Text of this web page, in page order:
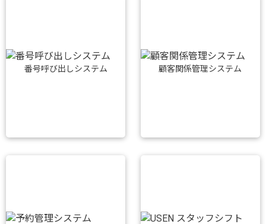
番号呼び出しシステム 顧客関係管理システム